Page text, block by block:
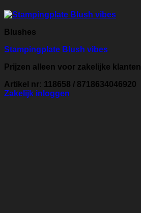
Blushes
Stampingplate Blush vibes
Prijzen alleen voor zakelijke klanten
Artikel nr: 118658 / 8718634046920
Zakelijk inloggen